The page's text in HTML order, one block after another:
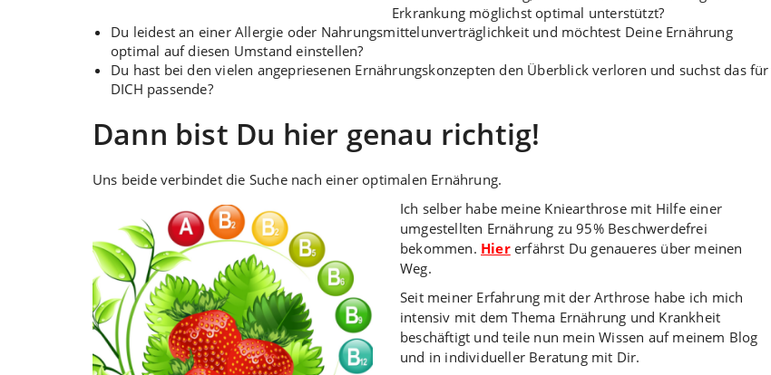
Erkrankung möglichst optimal unterstützt?
Du leidest an einer Allergie oder Nahrungsmittelunverträglichkeit und möchtest Deine Ernährung
optimal auf diesen Umstand einstellen?
Du hast bei den vielen angepriesenen Ernährungskonzepten den Überblick verloren und suchst das für
DICH passende?
Dann bist Du hier genau richtig!
Uns beide verbindet die Suche nach einer optimalen Ernährung.
Ich selber habe meine Kniearthrose mit Hilfe einer
umgestellten Ernährung zu 95% Beschwerdefrei
bekommen. Hiererfährst Du genaueres über meinen
Weg.
Seit meiner Erfahrung mit der Arthrose habe ich mich
intensiv mit dem Thema Ernährung und Krankheit
beschäftigt und teile nun mein Wissen auf meinem Blog
und in individueller Beratung mit Dir.